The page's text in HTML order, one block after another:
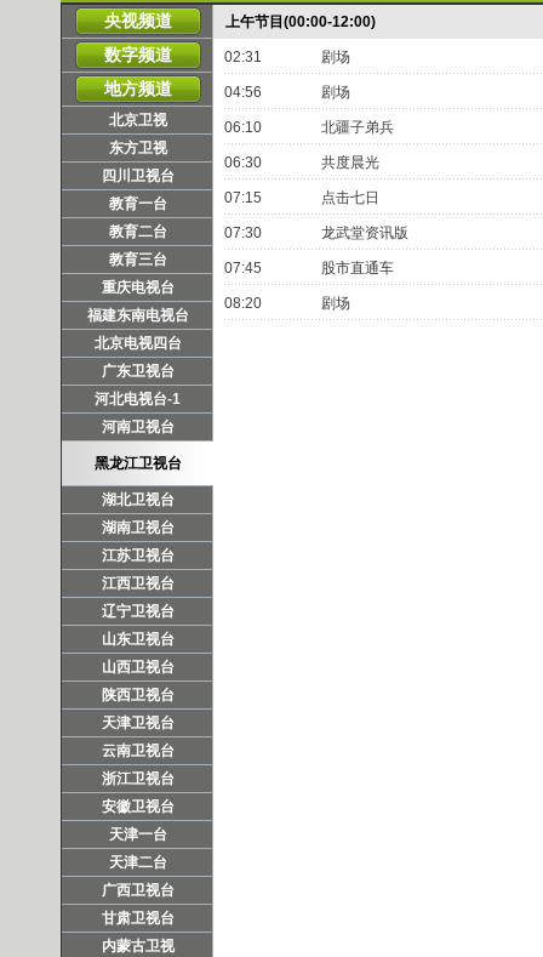
央视频道
数字频道
地方频道
北京卫视
东方卫视
四川卫视台
教育一台
教育二台
教育三台
重庆电视台
福建东南电视台
北京电视四台
广东卫视台
河北电视台-1
河南卫视台
黑龙江卫视台
湖北卫视台
湖南卫视台
江苏卫视台
江西卫视台
辽宁卫视台
山东卫视台
山西卫视台
陕西卫视台
天津卫视台
云南卫视台
浙江卫视台
安徽卫视台
天津一台
天津二台
广西卫视台
甘肃卫视台
内蒙古卫视
上午节目(00:00-12:00)
02:31 剧场
04:56 剧场
06:10 北疆子弟兵
06:30 共度晨光
07:15 点击七日
07:30 龙武堂资讯版
07:45 股市直通车
08:20 剧场